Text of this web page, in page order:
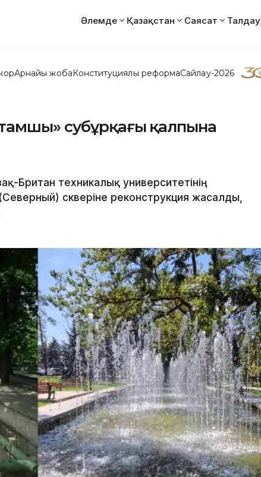
Әлемде Қазақстан Саясат Талдау
Арнайы жобаКонституциялық реформаСайлау-2026
субұрқағы қалпына
Британ техникалық университетінің
скверіне реконструкция жасалды,